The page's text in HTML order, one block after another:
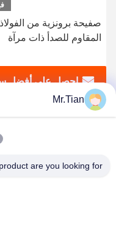
صفيحة زخرفية من الفولاذ
المقاوم للصدأ مصنوعة من
على البارد 2013304316
احصل على أفضل
Mr.Tian
are you looking for?